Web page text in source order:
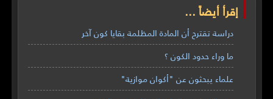
إقرأ أيضاً ...
دراسة تقترح أن المادة المظلمة بقايا كون آخر
ما وراء حدود الكون ؟
علماء يبحثون عن "أكوان موازية"